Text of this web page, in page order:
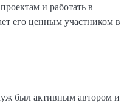
и работать в
его ценным участником в
был активным автором и